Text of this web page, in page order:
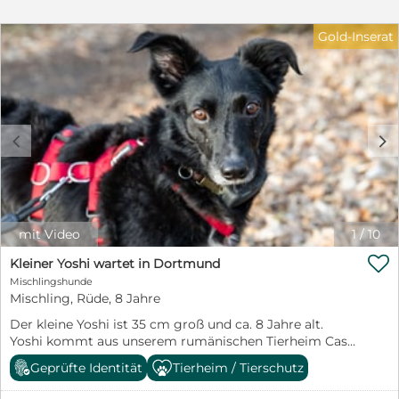
1/10
c d
mit Video
Gold-Inserat
Kleiner Yoshi wartet in Dortmund
Mischlingshunde
Mischling, Rüde, 8 Jahre
Der kleine Yoshi ist 35 cm groß und ca. 8 Jahre alt.
Yoshi kommt aus unserem rumänischen Tierheim Casa
Cainelui. Dort musste er mehr als 2 Jahre warten, bis er
m Mai 2025 nach Deutschland in ein eigenes Zuhause
ausreisen durfte. Doch leider zog er sich dort

Geprüfte Identität Tierheim / Tierschutz